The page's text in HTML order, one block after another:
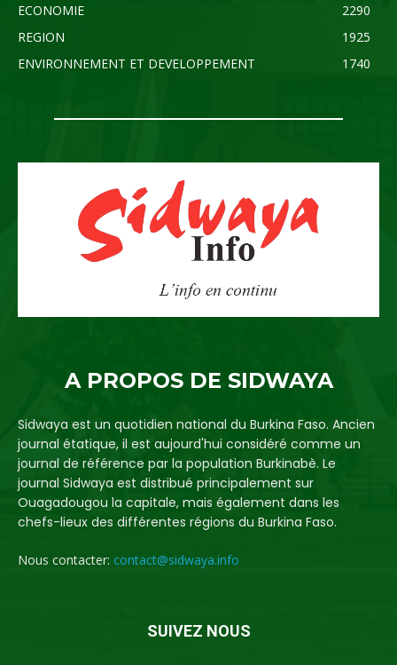
ECONOMIE
2290
REGION
1925
ENVIRONNEMENT ET DEVELOPPEMENT
1740
A PROPOS DE SIDWAYA
Sidwaya est un quotidien national du Burkina Faso. Ancien
journal étatique, il est aujourd'hui considéré comme un
journal de référence par la population Burkinabè. Le
journal Sidwaya est distribué principalement sur
Ouagadougou la capitale, mais également dans les
chefs-lieux des différentes régions du Burkina Faso.
Nous contacter: contact@sidwaya.info
SUIVEZ NOUS